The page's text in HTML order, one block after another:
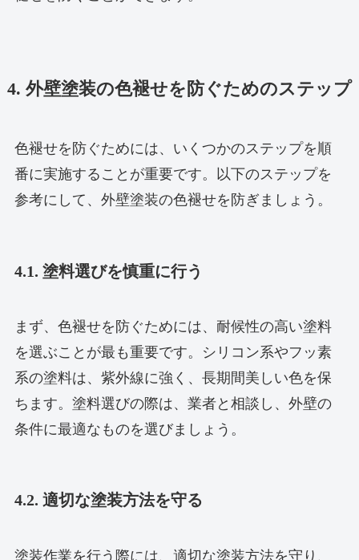
4. 外壁塗装の色褪せを防ぐためのステップ
色褪せを防ぐためには、いくつかのステップを順
番に実施することが重要です。以下のステップを
参考にして、外壁塗装の色褪せを防ぎましょう。
4.1. 塗料選びを慎重に行う
まず、色褪せを防ぐためには、耐候性の高い塗料
を選ぶことが最も重要です。シリコン系やフッ素
系の塗料は、紫外線に強く、長期間美しい色を保
ちます。塗料選びの際は、業者と相談し、外壁の
条件に最適なものを選びましょう。
4.2. 適切な塗装方法を守る
塗装作業を行う際には、適切な塗装方法を守り、